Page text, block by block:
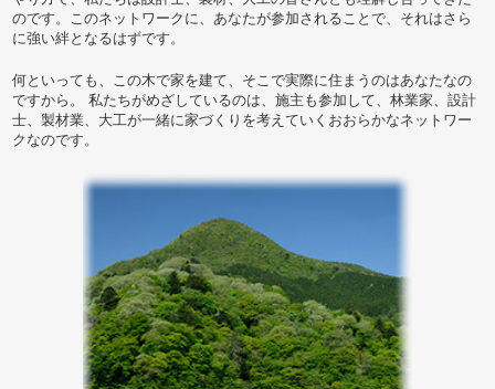
のです。このネットワークに、あなたが参加されることで、それはさら
に強い絆となるはずです。
何といっても、この木で家を建て、そこで実際に住まうのはあなたなの
ですから。 私たちがめざしているのは、施主も参加して、林業家、設計
士、製材業、大工が一緒に家づくりを考えていくおおらかなネットワー
クなのです。